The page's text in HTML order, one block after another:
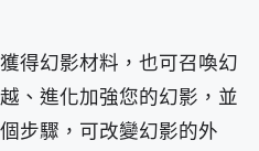
得幻影材料，也可召喚幻
、進化加強您的幻影，並
步驟，可改變幻影的外